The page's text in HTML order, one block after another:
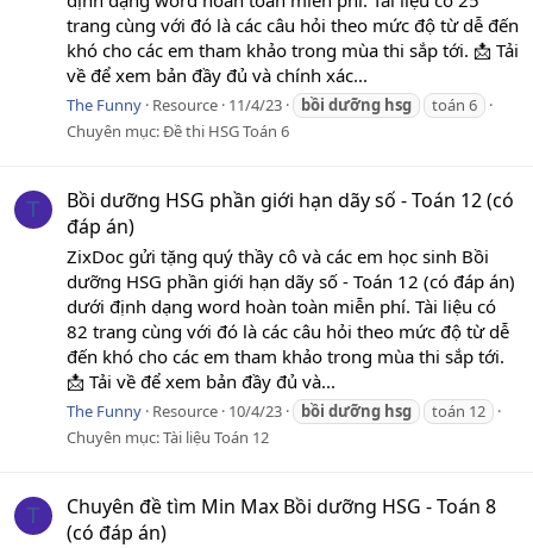
trang cùng với đó là các câu hỏi theo mức độ từ dễ đến
khó cho các em tham khảo trong mùa thi sắp tới. 📩 Tải
về để xem bản đầy đủ và chính xác...
The Funny Resource 11/4/23 bồi dưỡng hsg
toán 6
Chuyên mục:Đề thi HSG Toán 6
T
Bồi dưỡng HSG phần giới hạn dãy số - Toán 12 (có
đáp án)
ZixDoc gửi tặng quý thầy cô và các em học sinh Bồi
dưỡng HSG phần giới hạn dãy số - Toán 12 (có đáp án)
dưới định dạng word hoàn toàn miễn phí. Tài liệu có
82 trang cùng với đó là các câu hỏi theo mức độ từ dễ
đến khó cho các em tham khảo trong mùa thi sắp tới.
📩 Tải về để xem bản đầy đủ và...
The Funny Resource 10/4/23 bồi dưỡng hsg
toán 12
Chuyên mục:Tài liệu Toán 12
T
Chuyên đề tìm Min Max Bồi dưỡng HSG - Toán 8
(có đáp án)